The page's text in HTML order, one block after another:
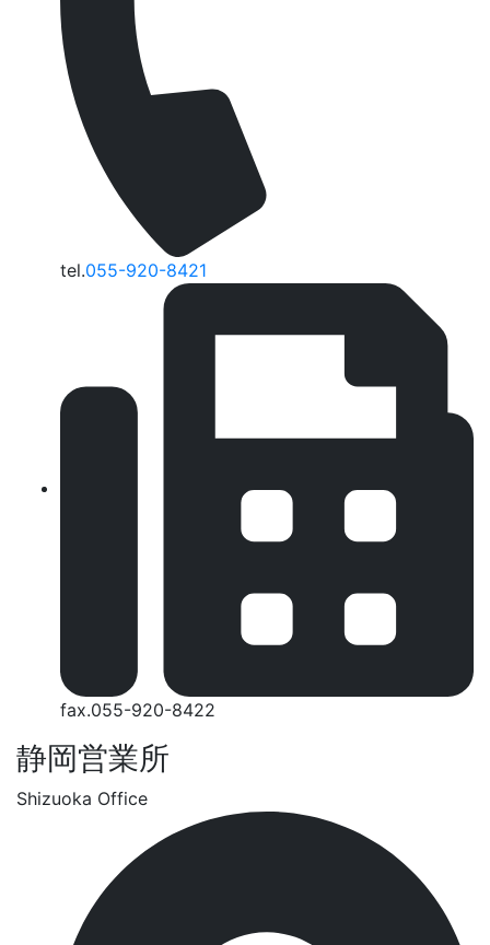
tel.055-920-8421
fax.055-920-8422
静岡営業所
Shizuoka Office